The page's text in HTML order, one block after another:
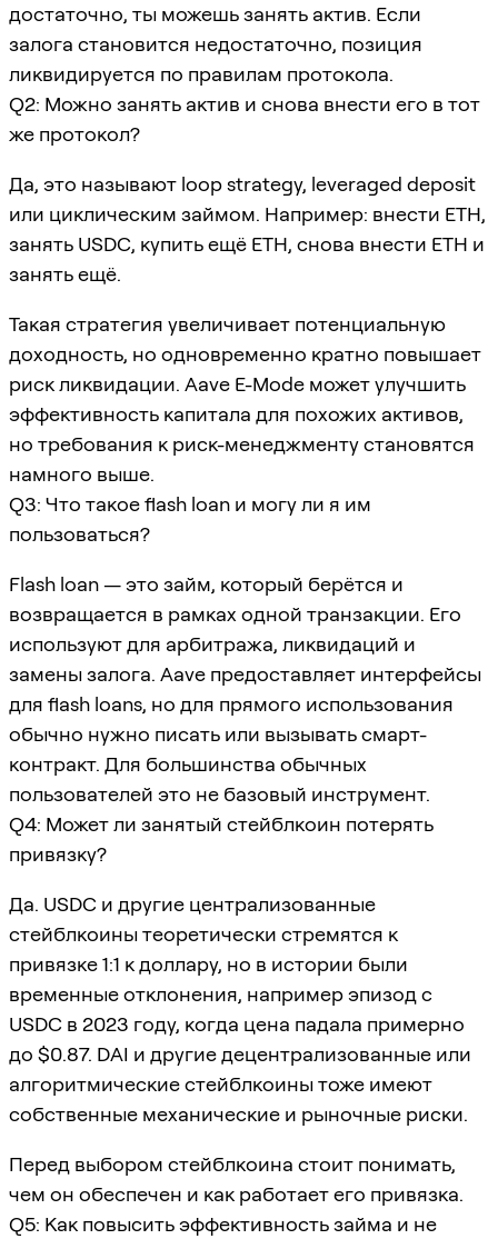
достаточно, ты можешь занять актив. Если
залога становится недостаточно, позиция
ликвидируется по правилам протокола.
Q2: Можно занять актив и снова внести его в тот
же протокол?
Да, это называют loop strategy, leveraged deposit
или циклическим займом. Например: внести ETH,
занять USDC, купить ещё ETH, снова внести ETH и
занять ещё.
Такая стратегия увеличивает потенциальную
доходность, но одновременно кратно повышает
риск ликвидации. Aave E-Mode может улучшить
эффективность капитала для похожих активов,
но требования к риск-менеджменту становятся
намного выше.
Q3: Что такое flash loan и могу ли я им
пользоваться?
Flash loan — это займ, который берётся и
возвращается в рамках одной транзакции. Его
используют для арбитража, ликвидаций и
замены залога. Aave предоставляет интерфейсы
для flash loans, но для прямого использования
обычно нужно писать или вызывать смарт-
контракт. Для большинства обычных
пользователей это не базовый инструмент.
Q4: Может ли занятый стейблкоин потерять
привязку?
Да. USDC и другие централизованные
стейблкоины теоретически стремятся к
привязке 1:1 к доллару, но в истории были
временные отклонения, например эпизод с
USDC в 2023 году, когда цена падала примерно
до $0.87. DAI и другие децентрализованные или
алгоритмические стейблкоины тоже имеют
собственные механические и рыночные риски.
Перед выбором стейблкоина стоит понимать,
чем он обеспечен и как работает его привязка.
Q5: Как повысить эффективность займа и не